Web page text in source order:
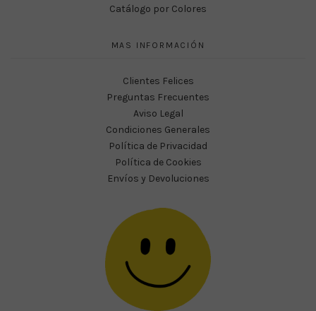
Catálogo por Colores
MAS INFORMACIÓN
Clientes Felices
Preguntas Frecuentes
Aviso Legal
Condiciones Generales
Política de Privacidad
Política de Cookies
Envíos y Devoluciones